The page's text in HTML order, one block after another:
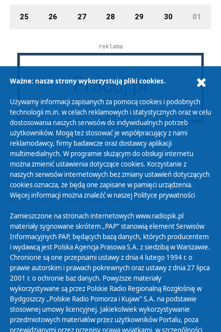
25 26 27 28 29 30 01
reklama
Polityka Prywatności
Zasady korzystania z Serwisu
Organizacje Pożytku Publicznego
Cyfryzacja DAB+
Polityka ochrony danych osobowych
Abonament
Zamówienia publiczne
Biuletyn Informacji Publicznej
Ważne: nasze strony wykorzystują pliki cookies.
Używamy informacji zapisanych za pomocą cookies i podobnych
technologii m.in. w celach reklamowych i statystycznych oraz w celu
dostosowania naszych serwisów do indywidualnych potrzeb
użytkowników. Mogą też stosować je współpracujący z nami
reklamodawcy, firmy badawcze oraz dostawcy aplikacji
multimedialnych. W programie służącym do obsługi internetu
można zmienić ustawienia dotyczące cookies. Korzystanie z
naszych serwisów internetowych bez zmiany ustawień dotyczących
cookies oznacza, że będą one zapisane w pamięci urządzenia.
Więcej informacji można znaleźć w naszej Polityce prywatności
Zamieszczone na stronach internetowych www.radiopik.pl
materiały sygnowane skrótem „PAP” stanowią element Serwisów
Informacyjnych PAP, będących bazą danych, których producentem
i wydawcą jest Polska Agencja Prasowa S.A. z siedzibą w Warszawie.
Chronione są one przepisami ustawy z dnia 4 lutego 1994 r. o
prawie autorskim i prawach pokrewnych oraz ustawy z dnia 27 lipca
2001 r. o ochronie baz danych. Powyższe materiały
wykorzystywane są przez Polskie Radio Regionalną Rozgłośnię w
Bydgoszczy „Polskie Radio Pomorza i Kujaw” S.A. na podstawie
stosownej umowy licencyjnej. Jakiekolwiek wykorzystywanie
przedmiotowych materiałów przez użytkowników Portalu, poza
przewidzianymi przez przepisy prawa wyjątkami, w szczególności